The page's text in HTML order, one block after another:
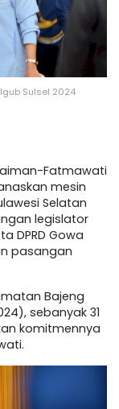
Sulsel 2024
Fatmawati
mesin
Selatan
legislator
DPRD Gowa
pasangan
Bajeng
sebanyak 31
komitmennya